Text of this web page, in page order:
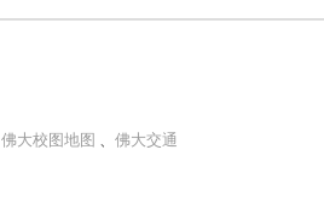
佛大校图地图 佛大交通